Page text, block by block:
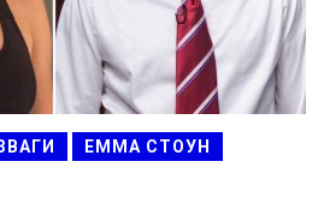
ЕММА СТОУН